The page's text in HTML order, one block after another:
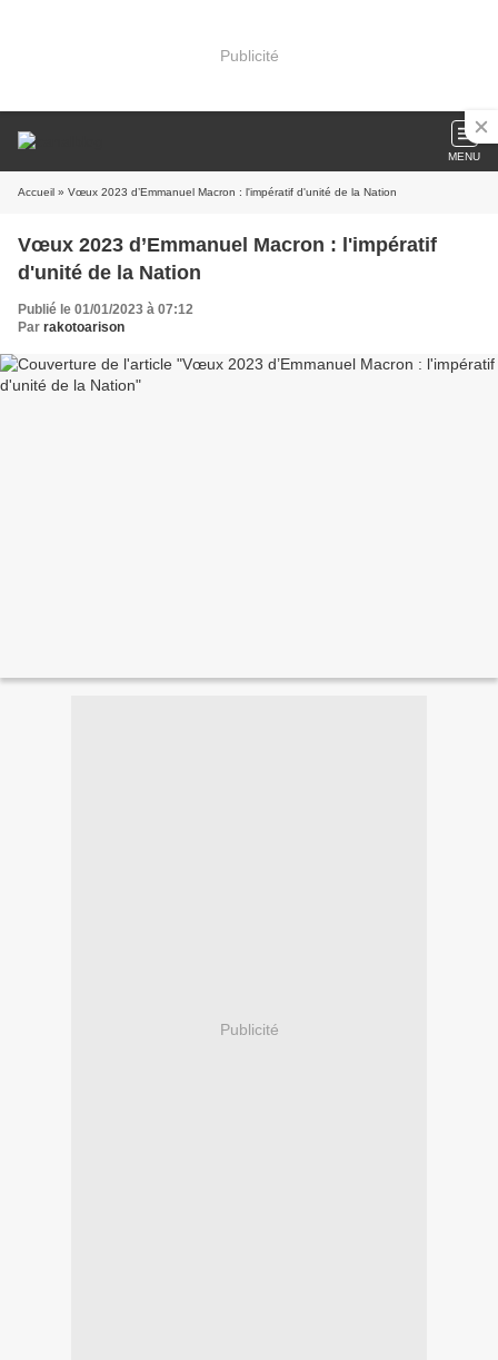
Publicité
MENU
Accueil » Vœux 2023 d’Emmanuel Macron : l'impératif d'unité de la Nation
Vœux 2023 d’Emmanuel Macron : l'impératif
d'unité de la Nation
Publié le 01/01/2023 à 07:12
Par rakotoarison
Publicité